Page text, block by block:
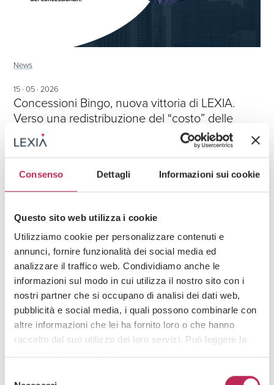
Consenso Dettagli Informazioni sui cookie
Questo sito web utilizza i cookie
Utilizziamo cookie per personalizzare contenuti e
annunci, fornire funzionalità dei social media ed
analizzare il traffico web. Condividiamo anche le
informazioni sul modo in cui utilizza il nostro sito con i
nostri partner che si occupano di analisi dei dati web,
pubblicità e social media, i quali possono combinarle con
altre informazioni che lei ha fornito loro o che hanno
raccolto dal suo utilizzo dei loro servizi. Può leggere la
Iscriviti alla newsletter
Newsletter
News
15 · 05 · 2026
Concessioni Bingo, nuova vittoria di LEXIA.
Verso una redistribuzione del “costo” delle
proroghe illegittime all’interno del mercato
Guarda tutti +